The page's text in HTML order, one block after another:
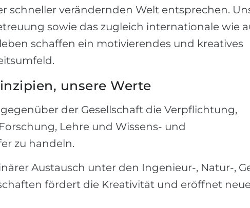
schneller verändernden Welt entsprechen.
sowie das zugleich internationale wie
schaffen ein motivierendes und kreatives
unsere Werte
der Gesellschaft die Verpflichtung,
Lehre und Wissens- und
zu handeln.
Austausch unter den Ingenieur-, Natur-,
fördert die Kreativität und eröffnet